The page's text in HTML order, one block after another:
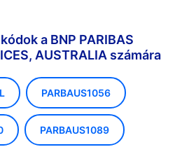
a BNP PARIBAS
AUSTRALIA számára
PARBAUS1056
PARBAUS1089